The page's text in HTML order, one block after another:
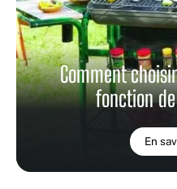
Comment
fonction
En